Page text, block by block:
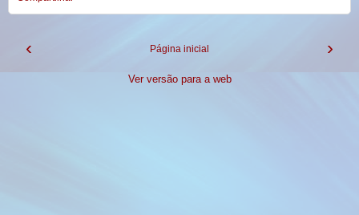
‹ ›
Página inicial
Ver versão para a web